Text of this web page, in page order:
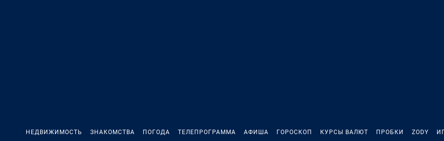
НЕДВИЖИМОСТЬ ЗНАКОМСТВА ПОГОДА ТЕЛЕПРОГРАММА АФИША ГОРОСКОП КУРСЫ ВАЛЮТ ПРОБКИ ZODY